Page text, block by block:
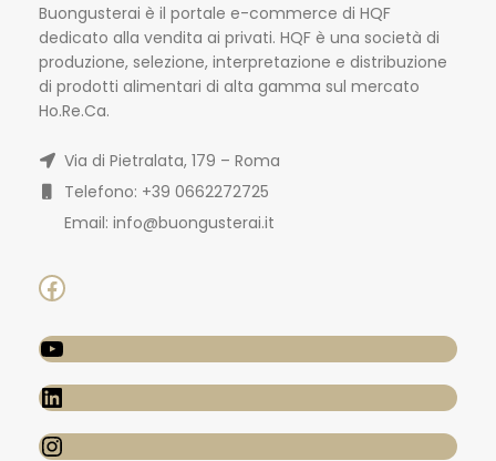
Buongusterai è il portale e-commerce di HQF
dedicato alla vendita ai privati. HQF è una società di
produzione, selezione, interpretazione e distribuzione
di prodotti alimentari di alta gamma sul mercato
Ho.Re.Ca.
Via di Pietralata, 179 – Roma
Telefono: +39 0662272725
Email: info@buongusterai.it